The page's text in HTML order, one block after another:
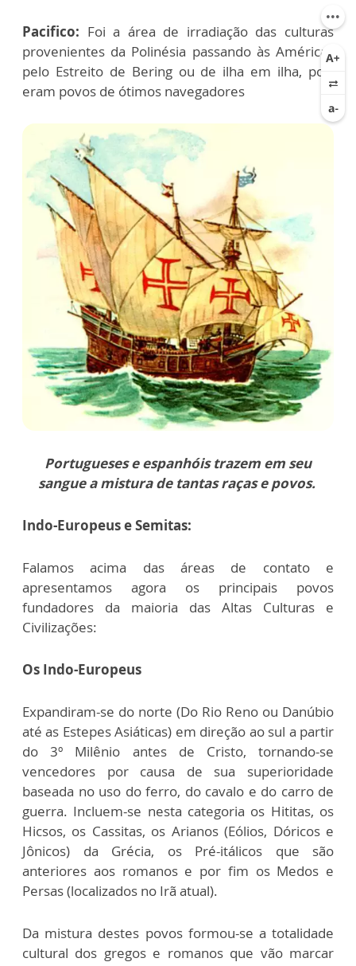
Pacifico: Foi a área de irradiação das culturas
provenientes da Polinésia passando às Américas
pelo Estreito de Bering ou de ilha em ilha, pois
eram povos de ótimos navegadores
Portugueses e espanhóis trazem em seu
sangue a mistura de tantas raças e povos.
Indo-Europeus e Semitas:
Falamos acima das áreas de contato e
apresentamos agora os principais povos
fundadores da maioria das Altas Culturas e
Civilizações:
Os Indo-Europeus
Expandiram-se do norte (Do Rio Reno ou Danúbio
até as Estepes Asiáticas) em direção ao sul a partir
do 3º Milênio antes de Cristo, tornando-se
vencedores por causa de sua superioridade
baseada no uso do ferro, do cavalo e do carro de
guerra. Incluem-se nesta categoria os Hititas, os
Hicsos, os Cassitas, os Arianos (Eólios, Dóricos e
Jônicos) da Grécia, os Pré-itálicos que são
anteriores aos romanos e por fim os Medos e
Persas (localizados no Irã atual).
Da mistura destes povos formou-se a totalidade
cultural dos gregos e romanos que vão marcar